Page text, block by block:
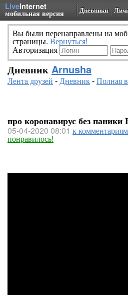
LiveInternet
мобильная версия Дневники
Вы были перенаправлены на
страницы. Вернуться!
Авторизация
Дневник Arnusha
Лента друзей -Дневник-Полная
про коронавирус без
05-04-2020 08:01 к комментариям
понравилось!